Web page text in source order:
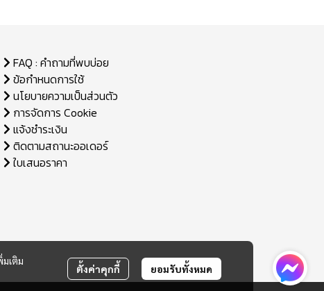
เติม
ตั้งค่าคุกกี้ ยอมรับทั้งหมด
FAQ : คำถามที่พบบ่อย
ข้อกำหนดการใช้
นโยบายความเป็นส่วนตัว
การจัดการ Cookie
แจ้งชำระเงิน
ติดตามสถานะออเดอร์
ใบเสนอราคา